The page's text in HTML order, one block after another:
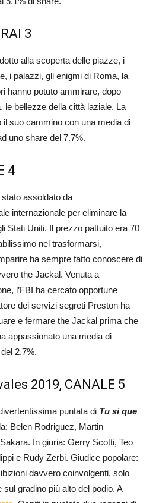
3
alla scoperta delle piazze, i
i palazzi, gli enigmi di Roma, la
hanno potuto ammirare, dopo
le bellezze della città laziale. La
suo cammino con una media di
uno share del 7.7%.
4
assoldato da
internazionale per eliminare la
Stati Uniti. Il prezzo pattuito era 70
nel trasformarsi,
ha sempre fatto conoscere di
the Jackal. Venuta a
l’FBI ha cercato opportune
dei servizi segreti Preston ha
e fermare the Jackal prima che
appassionato una media di
2.7%.
2019, CANALE 5
puntata di Tu si que
Belen Rodriguez, Martin
In giuria: Gerry Scotti, Teo
e Rudy Zerbi. Giudice popolare:
davvero coinvolgenti, solo
gradino più alto del podio. A